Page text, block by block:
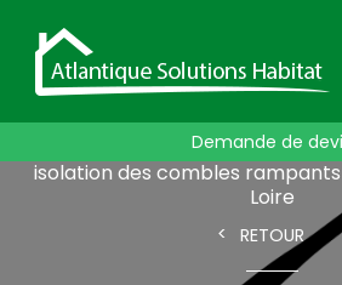
Demande de
Accueil
isolation des
isolation des combles
isolation des combles
Loire
RETOUR